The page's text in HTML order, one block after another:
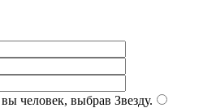
человек, выбрав Звезду.